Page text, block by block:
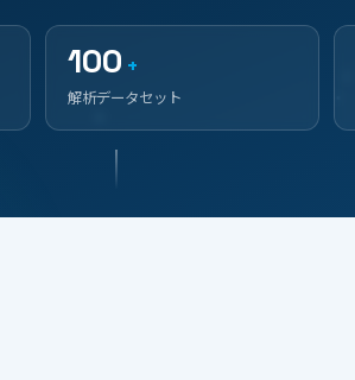
100 +
解析データセット